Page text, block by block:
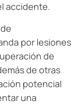
accidente.
por lesiones
de
de otras
potencial
una